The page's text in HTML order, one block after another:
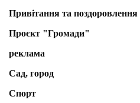
Привітання та поздоровлення
Проєкт "Громади"
реклама
Сад, город
Спорт